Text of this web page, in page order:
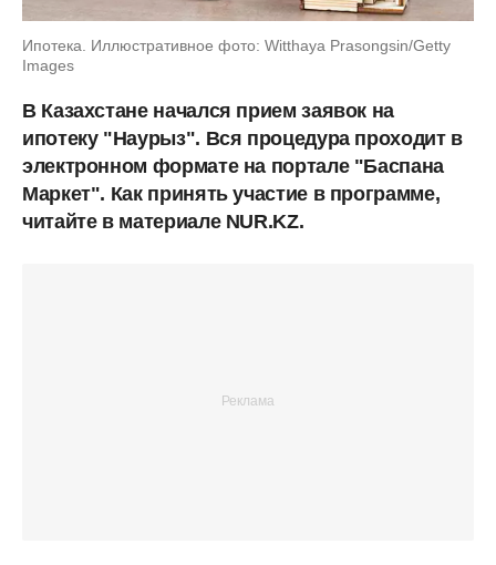
Ипотека. Иллюстративное фото: Witthaya Prasongsin/Getty
Images
В Казахстане начался прием заявок на
ипотеку "Наурыз". Вся процедура проходит в
электронном формате на портале "Баспана
Маркет". Как принять участие в программе,
читайте в материале NUR.KZ.